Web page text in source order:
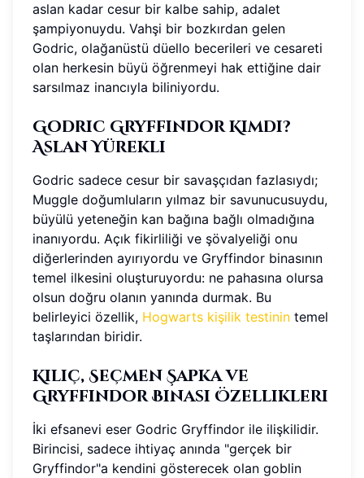
aslan kadar cesur bir kalbe sahip, adalet
şampiyonuydu. Vahşi bir bozkırdan gelen
Godric, olağanüstü düello becerileri ve cesareti
olan herkesin büyü öğrenmeyi hak ettiğine dair
sarsılmaz inancıyla biliniyordu.
Godric Gryffindor Kimdi?
Aslan Yürekli
Godric sadece cesur bir savaşçıdan fazlasıydı;
Muggle doğumluların yılmaz bir savunucusuydu,
büyülü yeteneğin kan bağına bağlı olmadığına
inanıyordu. Açık fikirliliği ve şövalyeliği onu
diğerlerinden ayırıyordu ve Gryffindor binasının
temel ilkesini oluşturuyordu: ne pahasına olursa
olsun doğru olanın yanında durmak. Bu
belirleyici özellik, Hogwarts kişilik testinin temel
taşlarından biridir.
Kılıç, Seçmen Şapka ve
Gryffindor Binası Özellikleri
İki efsanevi eser Godric Gryffindor ile ilişkilidir.
Birincisi, sadece ihtiyaç anında "gerçek bir
Gryffindor"a kendini gösterecek olan goblin